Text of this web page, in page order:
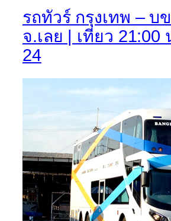
รถทัวร์ กรุงเทพ – บ
จ.เลย | เที่ยว 21:00
24